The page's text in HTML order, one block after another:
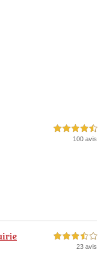
4,5 étoiles sur 5
100 avis
3,5 étoiles sur 5
23 avis